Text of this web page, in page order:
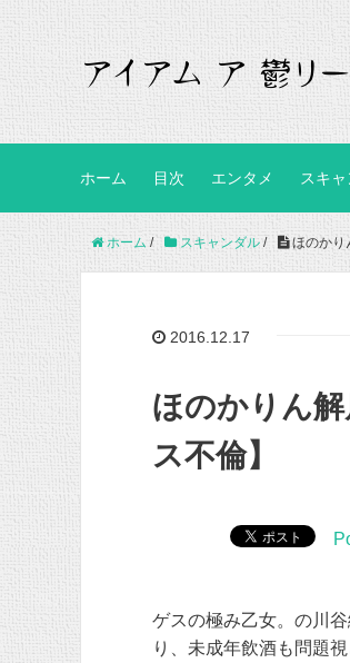
ホーム 目次 エンタメ スキ
ホーム / スキャンダル / ほのかり
2016.12.17
ほのかりん
ス不倫】
ゲスの極み乙女。の川
り、未成年飲酒も問題